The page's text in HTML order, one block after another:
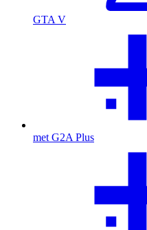
GTA V
met G2A Plus